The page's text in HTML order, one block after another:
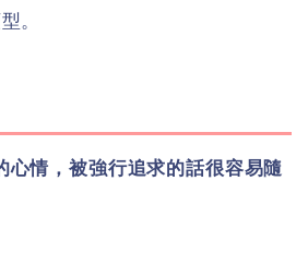
。
心情，被強行追求的話很容易隨